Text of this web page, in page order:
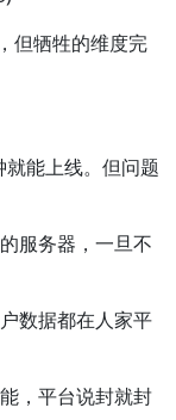
但牺牲的维度完
就能上线。但问题
服务器，一旦不
数据都在人家平
，平台说封就封